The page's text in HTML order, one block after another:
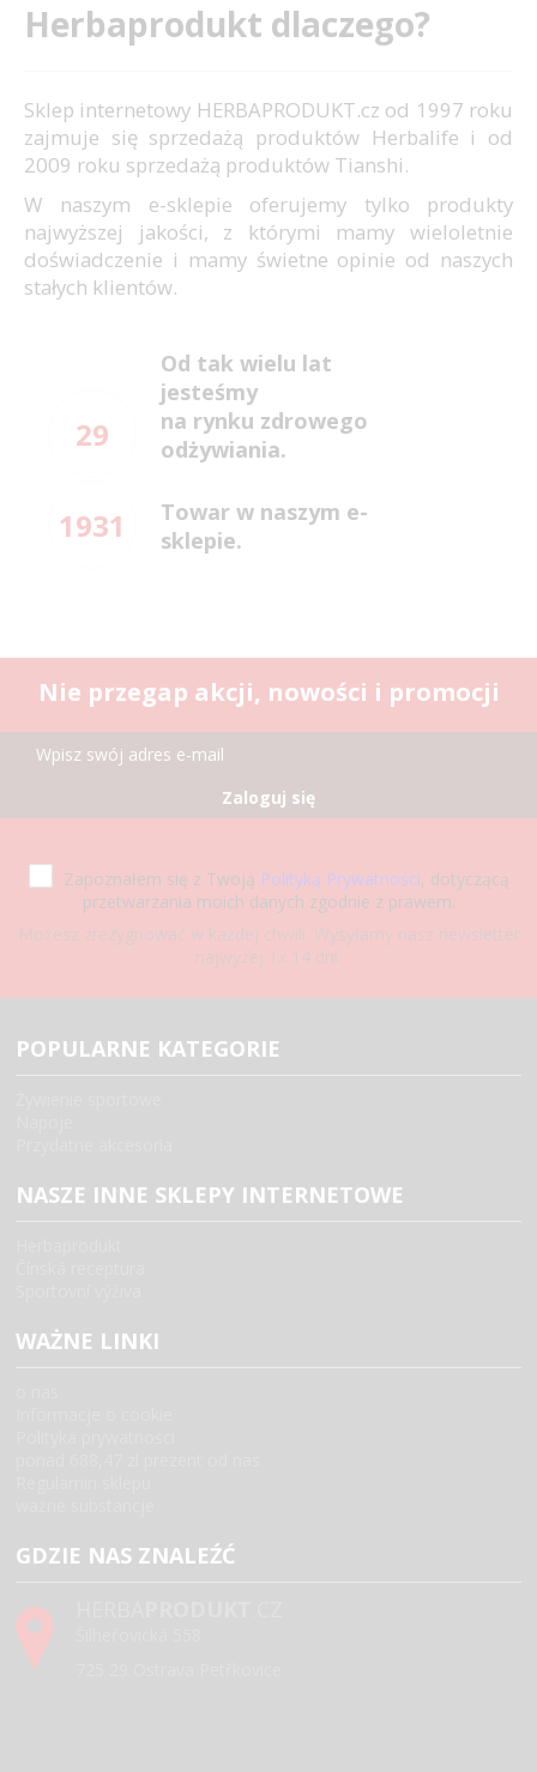
Herbaprodukt dlaczego?
Sklep internetowy HERBAPRODUKT.cz od 1997 roku
zajmuje się sprzedażą produktów Herbalife i od
2009 roku sprzedażą produktów Tianshi.
W naszym e-sklepie oferujemy tylko produkty
najwyższej jakości, z którymi mamy wieloletnie
doświadczenie i mamy świetne opinie od naszych
stałych klientów.
29
Od tak wielu lat
jesteśmy
na rynku zdrowego
odżywiania.
1931
Towar w naszym e-
sklepie.
Nie przegap akcji, nowości i promocji
Zaloguj się
Zapoznałem się z Twoją Polityką Prywatności, dotyczącą
przetwarzania moich danych zgodnie z prawem.
Możesz zrezygnować w każdej chwili. Wysyłamy nasz newsletter
najwyżej 1x 14 dni.
POPULARNE KATEGORIE
NASZE INNE SKLEPY INTERNETOWE
WAŻNE LINKI
GDZIE NAS ZNALEŹĆ